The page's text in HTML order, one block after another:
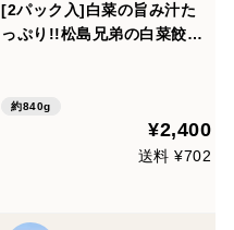
[2パック入]白菜の旨み汁た
っぷり!!松島兄弟の白菜餃子
約840g
¥2,400
送料 ¥702